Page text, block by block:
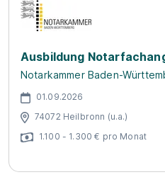
Ausbildung
Notarkammer Baden-
01.09.2026
74072 Heilbronn (u.a.)
1.100 - 1.300 € pro Monat